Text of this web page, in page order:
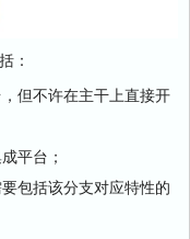
：
但不许在主干上直接开
平台；
包括该分支对应特性的